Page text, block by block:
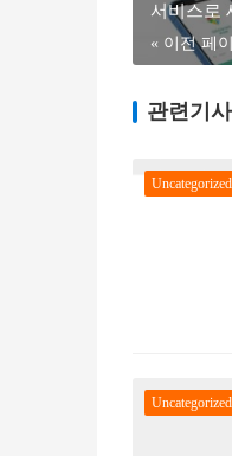
서비스로
« 이전 페
관련기사
Uncategorized
Uncategorized